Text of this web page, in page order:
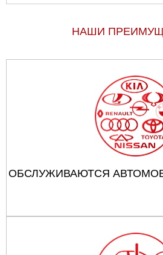
НАШИ
ОБСЛУЖИВАЮТСЯ